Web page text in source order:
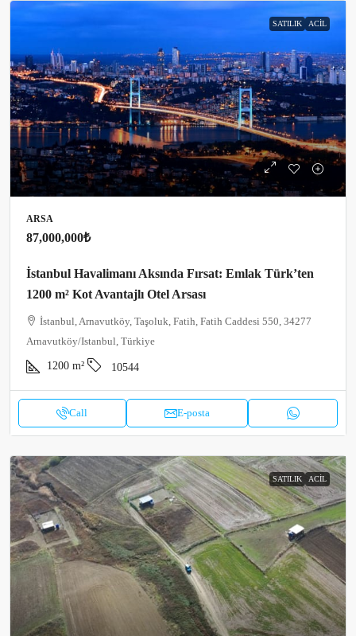
SATILIK ACIL
ARSA
87,000,000₺
İstanbul Havalimanı Aksında Fırsat: Emlak Türk’ten
1200 m² Kot Avantajlı Otel Arsası
İstanbul, Arnavutköy, Taşoluk, Fatih, Fatih Caddesi 550, 34277
Arnavutköy/Istanbul, Türkiye
1200 m² 10544
Call E-posta
SATILIK ACIL